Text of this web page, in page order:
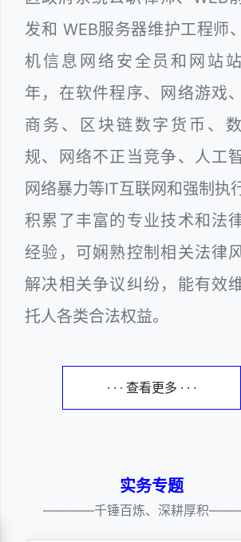
发和 WEB服务器维护工程师
机信息网络安全员和网站
年，在软件程序、网络游戏
商务、区块链数字货币、
规、网络不正当竞争、人工智
网络暴力等IT互联网和强制执
积累了丰富的专业技术和法
经验，可娴熟控制相关法律
解决相关争议纠纷，能有效
托人各类合法权益。
· · · 查看更多 · · ·
实务专题
————千锤百炼、深耕厚积